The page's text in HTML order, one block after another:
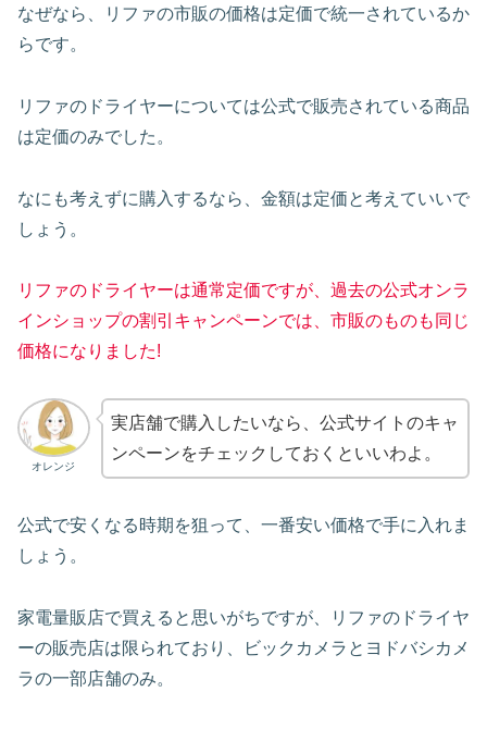
なぜなら、リファの市販の価格は定価で統一されているか
らです。
リファのドライヤーについては公式で販売されている商品
は定価のみでした。
なにも考えずに購入するなら、金額は定価と考えていいで
しょう。
リファのドライヤーは通常定価ですが、過去の公式オンラ
インショップの割引キャンペーンでは、市販のものも同じ
価格になりました!
オレンジ
実店舗で購入したいなら、公式サイトのキャ
ンペーンをチェックしておくといいわよ。
公式で安くなる時期を狙って、一番安い価格で手に入れま
しょう。
家電量販店で買えると思いがちですが、リファのドライヤ
ーの販売店は限られており、ビックカメラとヨドバシカメ
ラの一部店舗のみ。